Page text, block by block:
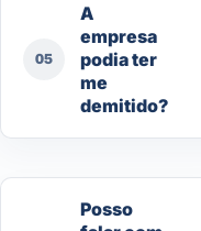
05
A
empresa
podia ter
me
demitido?
Posso